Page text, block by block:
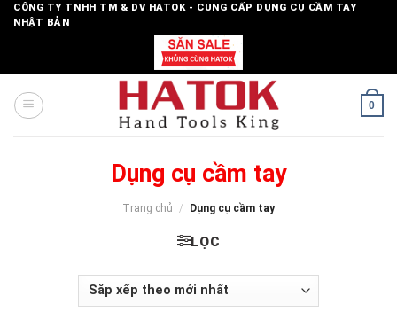
SkipCÔNG TY TNHH TM & DV HATOK - CUNG CẤP DỤNG CỤ CẦM TAY
NHẬT BẢN
0
Dụng cụ cầm tay
Trang chủ / Dụng cụ cầm tay
LỌC